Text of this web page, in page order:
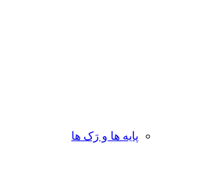
پایه ها و رَک ها